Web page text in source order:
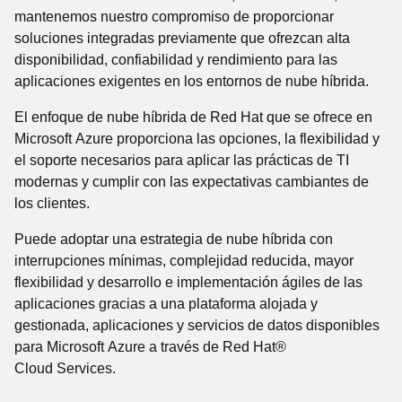
mantenemos nuestro compromiso de proporcionar
soluciones integradas previamente que ofrezcan alta
disponibilidad, confiabilidad y rendimiento para las
aplicaciones exigentes en los entornos de nube híbrida.
El enfoque de nube híbrida de Red Hat que se ofrece en
Microsoft Azure proporciona las opciones, la flexibilidad y
el soporte necesarios para aplicar las prácticas de TI
modernas y cumplir con las expectativas cambiantes de
los clientes.
Puede adoptar una estrategia de nube híbrida con
interrupciones mínimas, complejidad reducida, mayor
flexibilidad y desarrollo e implementación ágiles de las
aplicaciones gracias a una plataforma alojada y
gestionada, aplicaciones y servicios de datos disponibles
para Microsoft Azure a través de Red Hat®
Cloud Services.